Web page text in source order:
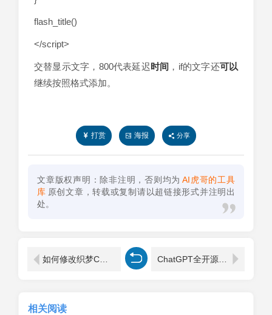
flash_title()
</script>
交替显示文字，800代表延迟时间 ，if的文字还可以
继续按照格式添加。
打赏 海报 分享
文章版权声明：除非注明，否则均为 AI虎哥的工具
库 原创文章，转载或复制请以超链接形式并注明出
处。
如何修改织梦CMS标签TAG长度限制？（附详细步骤） ChatGPT全开源！支持网页与小程序，附会员充值系统源码！(很小)
相关阅读